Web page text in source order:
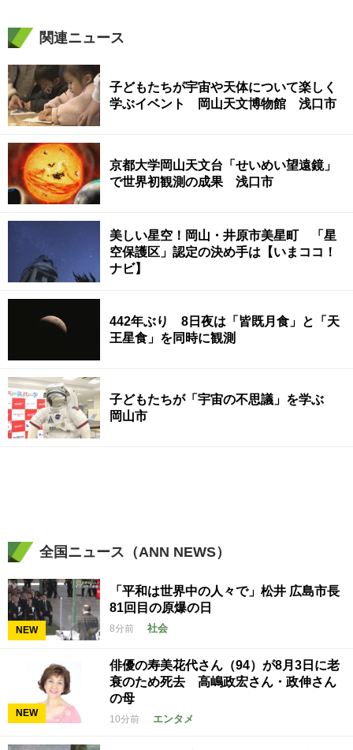
関連ニュース
子どもたちが宇宙や天体について楽しく
学ぶイベント 岡山天文博物館 浅口市
京都大学岡山天文台「せいめい望遠鏡」
で世界初観測の成果 浅口市
美しい星空！岡山・井原市美星町 「星
空保護区」認定の決め手は【いまココ！
ナビ】
442年ぶり 8日夜は「皆既月食」と「天
王星食」を同時に観測
子どもたちが「宇宙の不思議」を学ぶ
岡山市
全国ニュース（ANN NEWS）
NEW
「平和は世界中の人々で」松井 広島市長
81回目の原爆の日
8分前 社会
NEW
俳優の寿美花代さん（94）が8月3日に老
衰のため死去 高嶋政宏さん・政伸さん
の母
10分前 エンタメ